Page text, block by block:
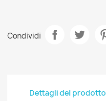
Condividi
Dettagli del prodotto